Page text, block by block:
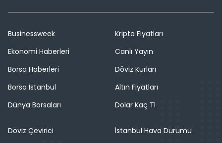
Businessweek
Ekonomi Haberleri
Borsa Haberleri
Borsa İstanbul
Dünya Borsaları
Kripto Fiyatları
Canlı Yayın
Döviz Kurları
Altın Fiyatları
Dolar Kaç Tl
Döviz Çevirici
İstanbul Hava Durumu